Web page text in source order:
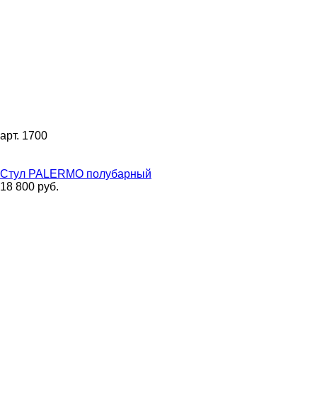
арт. 1700
Стул PALERMO полубарный
18 800 руб.